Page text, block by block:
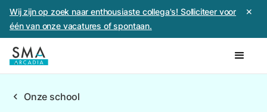
Wij zijn op zoek naar enthousiaste collega's! Solliciteer voor
één van onze vacatures of spontaan.
✕
chevron_left Onze school